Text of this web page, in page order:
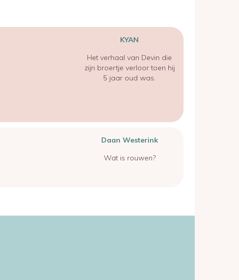
KYAN
Het verhaal van Devin die
zijn broertje verloor toen hij
5 jaar oud was.
Daan Westerink
Wat is rouwen?